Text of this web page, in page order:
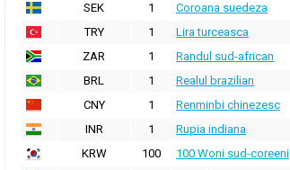
SEK
1 Coroana suedeza
TRY
1 Lira turceasca
ZAR
1 Randul sud-african
BRL
1 Realul brazilian
CNY
1 Renminbi chinezesc
INR
1 Rupia indiana
KRW
100 100 Woni sud-coreeni